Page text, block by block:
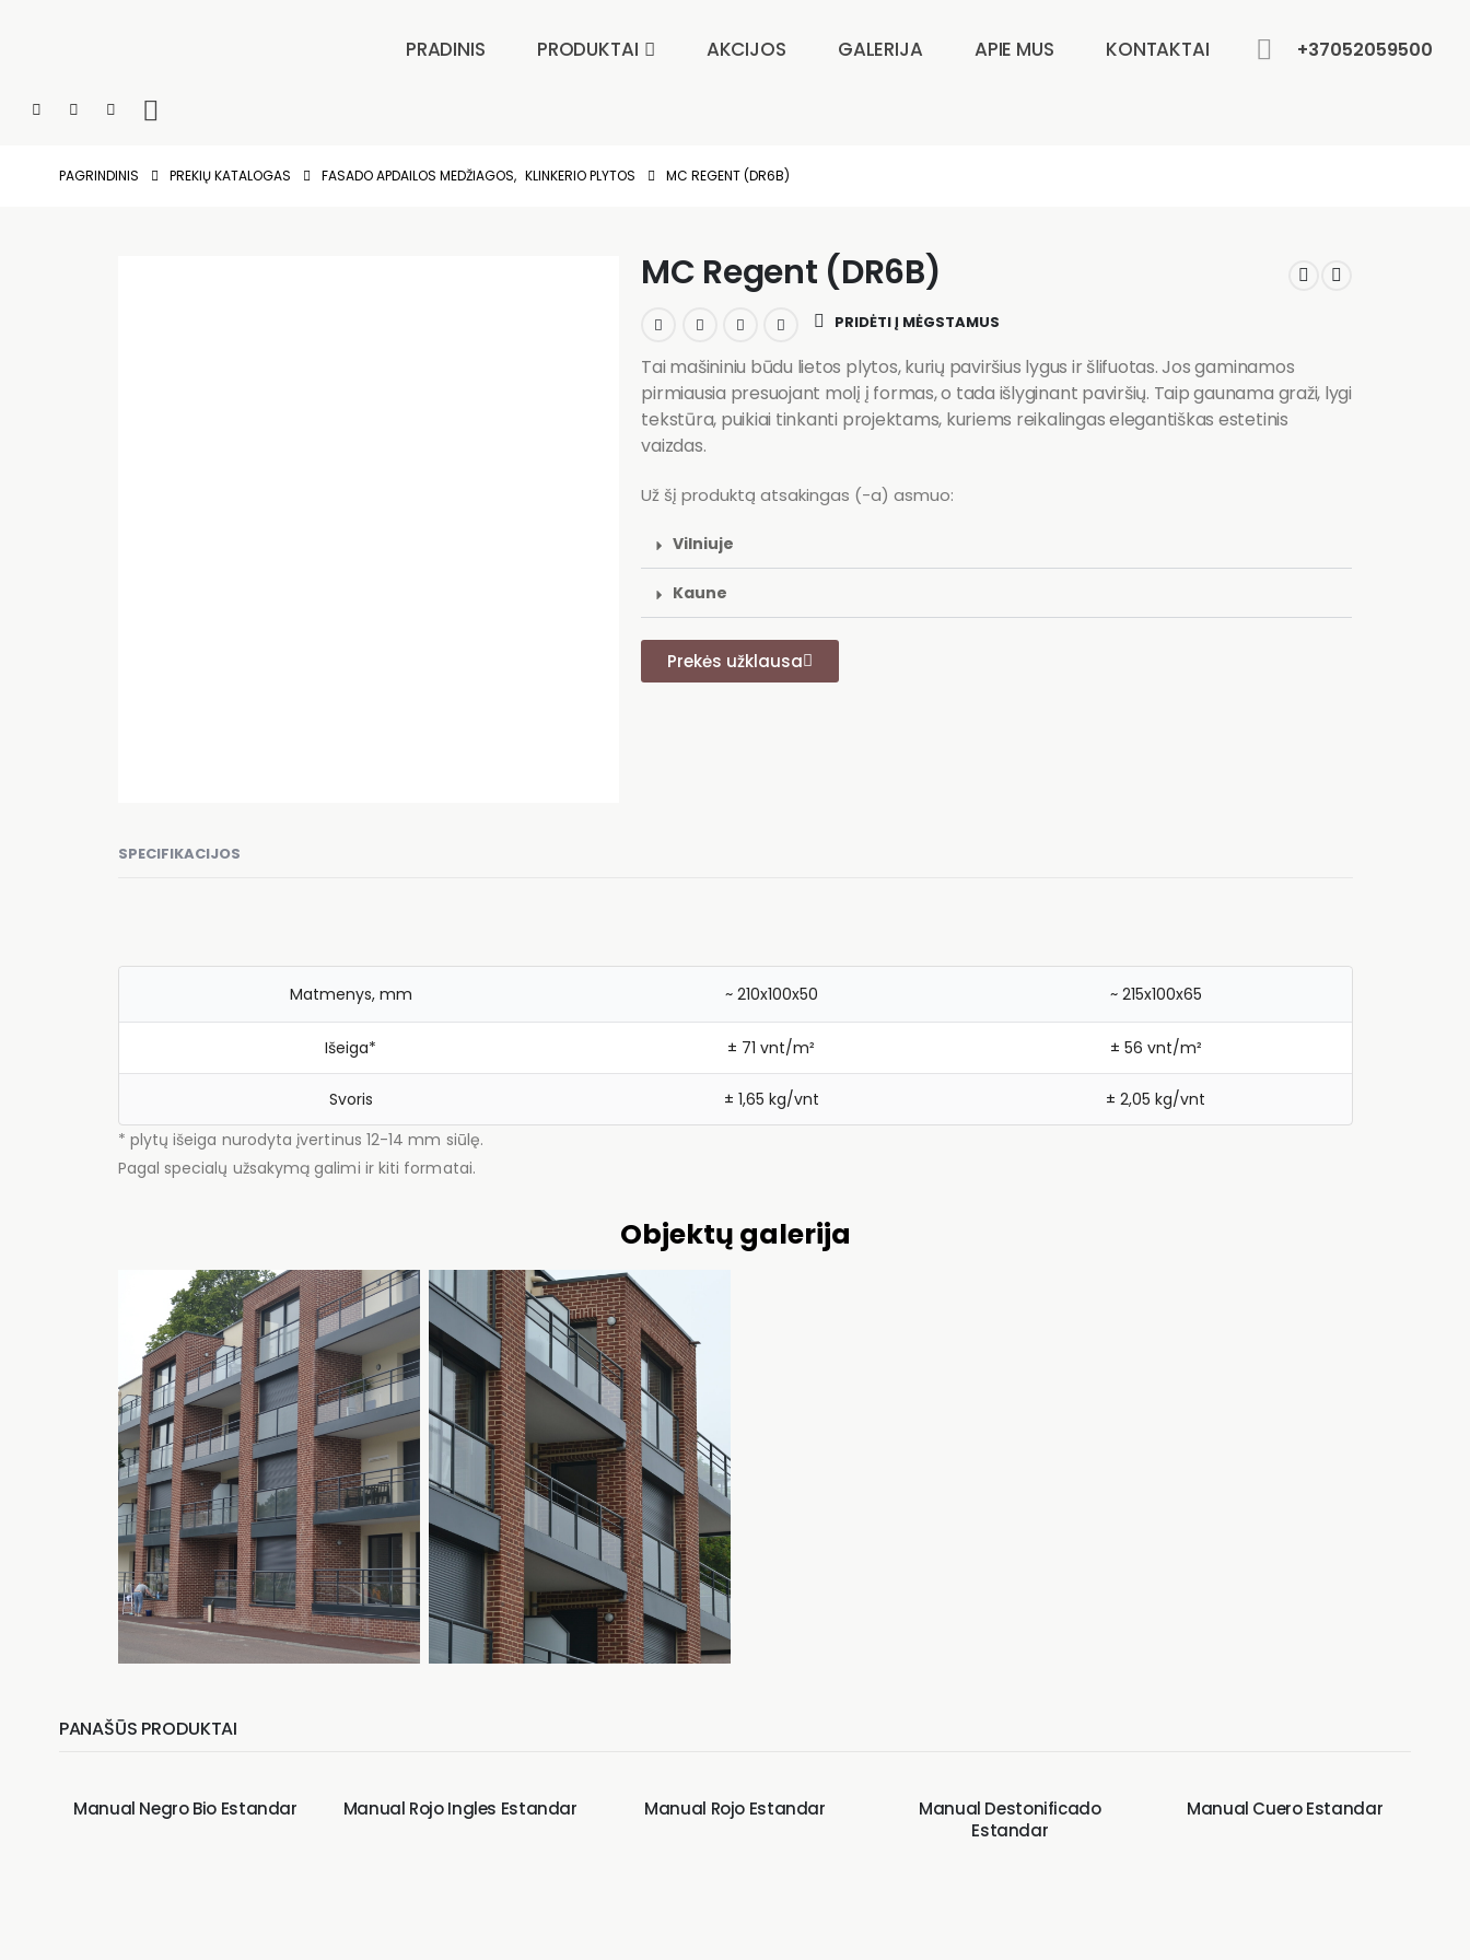
PRADINIS PRODUKTAI AKCIJOS GALERIJA APIE MUS KONTAKTAI +37052059500
PAGRINDINIS PREKIŲ KATALOGAS FASADO APDAILOS MEDŽIAGOS, KLINKERIO PLYTOS MC REGENT (DR6B)
MC Regent (DR6B)
PRIDĖTI Į MĖGSTAMUS
Tai mašininiu būdu lietos plytos, kurių paviršius lygus ir šlifuotas. Jos gaminamos
pirmiausia presuojant molį į formas, o tada išlyginant paviršių. Taip gaunama graži, lygi
tekstūra, puikiai tinkanti projektams, kuriems reikalingas elegantiškas estetinis
vaizdas.
Už šį produktą atsakingas (-a) asmuo:
Vilniuje
Kaune
Prekės užklausa
SPECIFIKACIJOS
Matmenys, mm ~ 210x100x50 ~ 215x100x65
Išeiga* ± 71 vnt/m² ± 56 vnt/m²
Svoris ± 1,65 kg/vnt
± 2,05 kg/vnt
* plytų išeiga nurodyta įvertinus 12-14 mm siūlę.
Pagal specialų užsakymą galimi ir kiti formatai.
Objektų galerija
PANAŠŪS PRODUKTAI
Manual Negro Bio Estandar Manual Rojo Ingles Estandar Manual Rojo Estandar
Manual Destonificado
Estandar
Manual Cuero Estandar